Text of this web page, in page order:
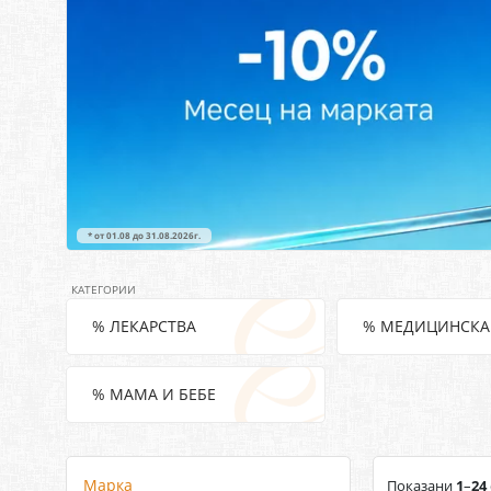
* от 01.08 до 31.08.2026г.
% ЛЕКАРСТВА %
% МАМА И БЕБЕ
Марка Показани 1–24